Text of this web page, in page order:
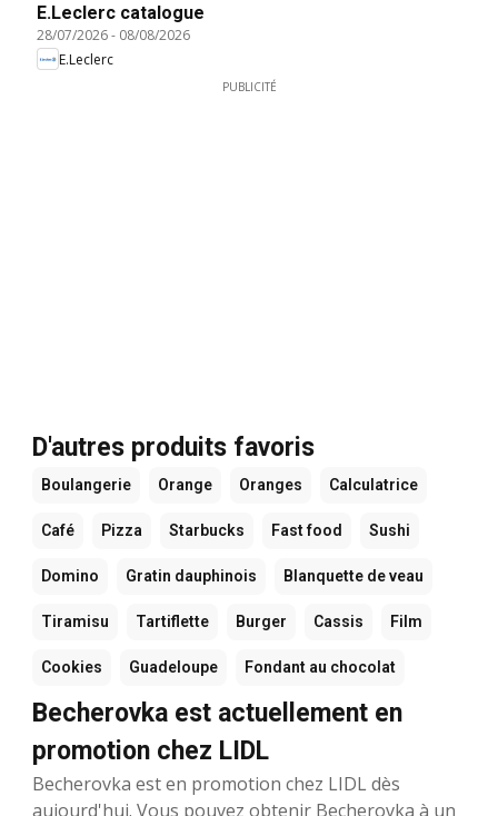
E.Leclerc catalogue
28/07/2026- 08/08/2026
E.Leclerc
PUBLICITÉ
D'autres produits favoris
Boulangerie Orange Oranges Calculatrice
Café Pizza Starbucks Fast food Sushi
Domino Gratin dauphinois Blanquette de veau
Tiramisu Tartiflette Burger Cassis Film
Cookies Guadeloupe Fondant au chocolat
Becherovka est actuellement en
promotion chez LIDL
Becherovka est en promotion chez LIDL dès
aujourd'hui. Vous pouvez obtenir Becherovka à un